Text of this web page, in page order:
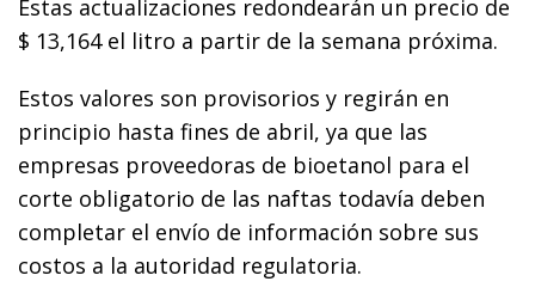
Estas actualizaciones redondearán un precio de
$ 13,164 el litro a partir de la semana próxima.
Estos valores son provisorios y regirán en
principio hasta fines de abril, ya que las
empresas proveedoras de bioetanol para el
corte obligatorio de las naftas todavía deben
completar el envío de información sobre sus
costos a la autoridad regulatoria.